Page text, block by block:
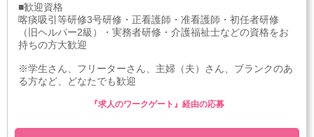
■歓迎資格
喀痰吸引等研修3号研修・正看護師・准看護師・初任者研修
（旧ヘルパー2級）・実務者研修・介護福祉士などの資格をお
持ちの方大歓迎
※学生さん、フリーターさん、主婦（夫）さん、ブランクのあ
る方など、どなたでも歓迎
『求人のワークゲート』経由の応募